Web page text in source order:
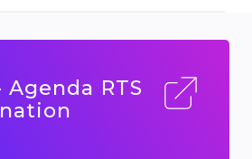
Agenda RTS